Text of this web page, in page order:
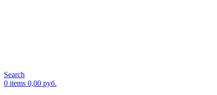
Search
0 items 0,00 руб.